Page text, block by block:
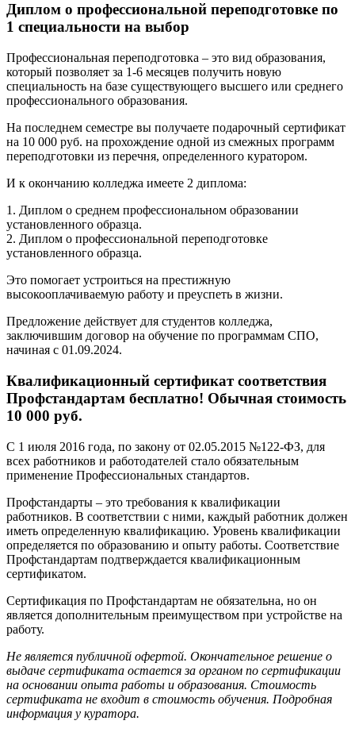
Диплом о профессиональной переподготовке по
1 специальности на выбор
Профессиональная переподготовка – это вид образования,
который позволяет за 1-6 месяцев получить новую
специальность на базе существующего высшего или среднего
профессионального образования.
На последнем семестре вы получаете подарочный сертификат
на 10 000 руб. на прохождение одной из смежных программ
переподготовки из перечня, определенного куратором.
И к окончанию колледжа имеете 2 диплома:
1. Диплом о среднем профессиональном образовании
установленного образца.
2. Диплом о профессиональной переподготовке
установленного образца.
Это помогает устроиться на престижную
высокооплачиваемую работу и преуспеть в жизни.
Предложение действует для студентов колледжа,
заключившим договор на обучение по программам СПО,
начиная с 01.09.2024.
Квалификационный сертификат соответствия
Профстандартам бесплатно! Обычная стоимость
10 000 руб.
С 1 июля 2016 года, по закону от 02.05.2015 №122-ФЗ, для
всех работников и работодателей стало обязательным
применение Профессиональных стандартов.
Профстандарты – это требования к квалификации
работников. В соответствии с ними, каждый работник должен
иметь определенную квалификацию. Уровень квалификации
определяется по образованию и опыту работы. Соответствие
Профстандартам подтверждается квалификационным
сертификатом.
Сертификация по Профстандартам не обязательна, но он
является дополнительным преимуществом при устройстве на
работу.
Не является публичной офертой. Окончательное решение о
выдаче сертификата остается за органом по сертификации
на основании опыта работы и образования. Стоимость
сертификата не входит в стоимость обучения. Подробная
информация у куратора.